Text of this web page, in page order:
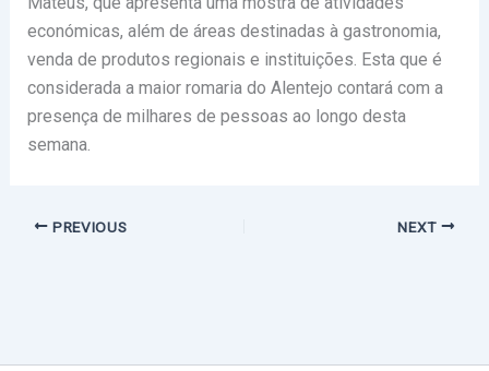
económicas, além de áreas destinadas à gastronomia,
venda de produtos regionais e instituições. Esta que é
considerada a maior romaria do Alentejo contará com a
presença de milhares de pessoas ao longo desta
semana.
PREVIOUS NEXT